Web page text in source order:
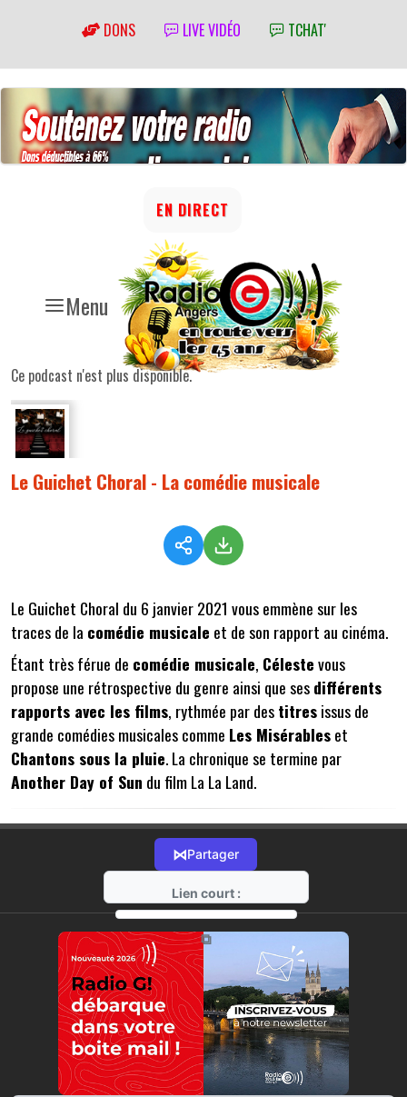
DONS LIVE VIDÉO TCHAT'
Menu
EN DIRECT
Ce podcast n'est plus disponible.
Le Guichet Choral - La comédie musicale
Le Guichet Choral du 6 janvier 2021 vous emmène sur les
traces de la comédie musicale et de son rapport au cinéma.
Étant très férue de comédie musicale, Célestevous
propose une rétrospective du genre ainsi que sesdifférents
rapports avec les films, rythmée par destitresissus de
grande comédies musicales comme Les Misérableset
Chantons sous la pluie. La chronique se termine par
Another Day of Sun du film La La Land.
⋈Partager
Lien court :
https://radio-g.fr?3880
⧉